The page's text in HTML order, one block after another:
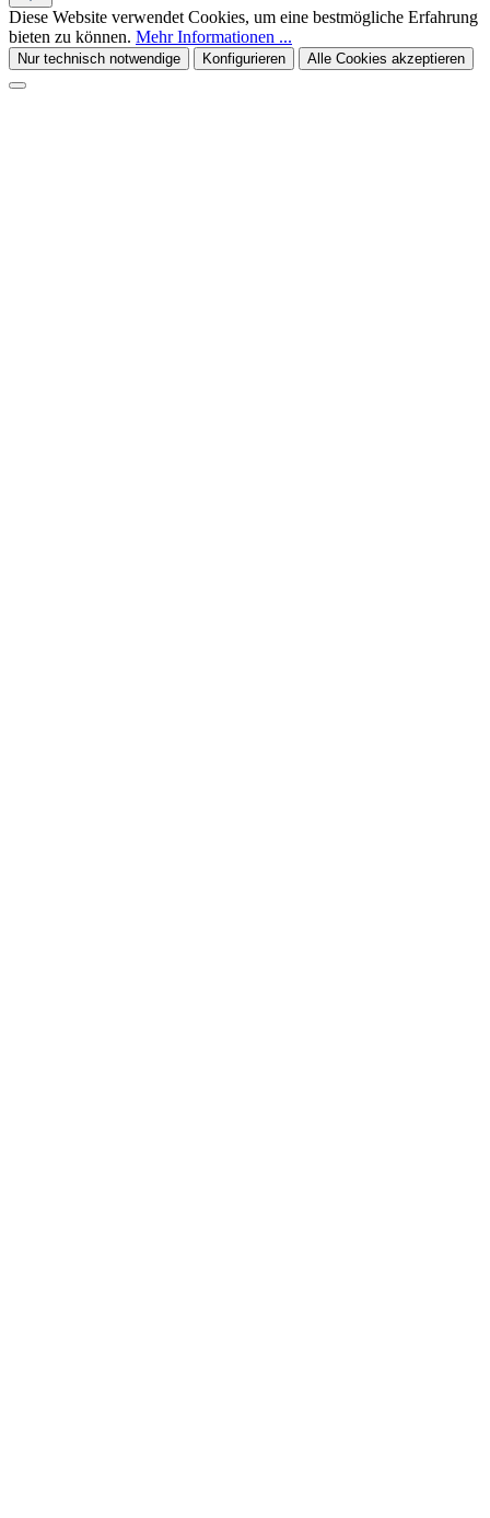
Diese Website verwendet Cookies, um eine bestmögliche Erfahrung
bieten zu können. Mehr Informationen ...
Nur technisch notwendige Konfigurieren Alle Cookies akzeptieren